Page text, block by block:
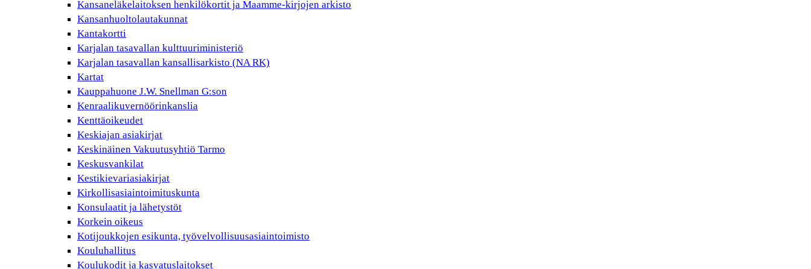
Kansaneläkelaitoksen henkilökortit ja Maamme-kirjojen arkisto
Kansanhuoltolautakunnat
Kantakortti
Karjalan tasavallan kulttuuriministeriö
Karjalan tasavallan kansallisarkisto (NA RK)
Kartat
Kauppahuone J.W. Snellman G:son
Kenraalikuvernöörinkanslia
Kenttäoikeudet
Keskiajan asiakirjat
Keskinäinen Vakuutusyhtiö Tarmo
Keskusvankilat
Kestikievariasiakirjat
Kirkollisasiaintoimituskunta
Konsulaatit ja lähetystöt
Korkein oikeus
Kotijoukkojen esikunta, työvelvollisuusasiaintoimisto
Kouluhallitus
Koulukodit ja kasvatuslaitokset